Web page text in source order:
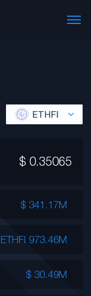
ETHFI
$ 0.35065
$ 341.17M
ETHFI 973.46M
$ 30.49M